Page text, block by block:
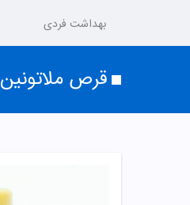
بهداشت فردی
قرص ملاتونین 3 میلی گرم نیچر مید